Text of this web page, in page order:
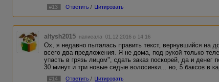
#13 Ответить / Цитировать
altysh2015 написала 01.12.2016 в 14:16
Ох, я недавно пыталась править текст, вернувшийся на
всего два предложения. Я не дома, под рукой только
упасть в грязь лицом", сдать заказ поскорей, да и денег
30 минут и три новые седые волосинки... но, 5 баксов в
#14 Ответить / Цитировать